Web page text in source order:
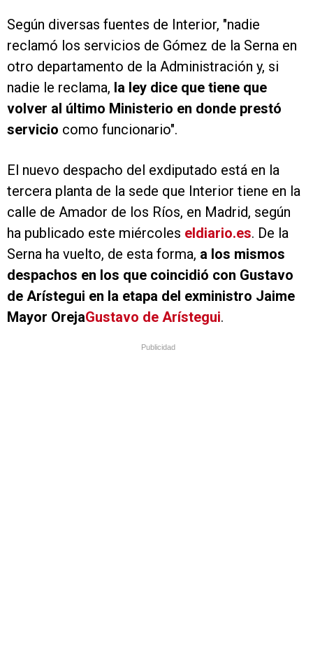
Según diversas fuentes de Interior, "nadie
reclamó los servicios de Gómez de la Serna en
otro departamento de la Administración y, si
nadie le reclama, la ley dice que tiene que
volver al último Ministerio en donde prestó
servicio como funcionario".
El nuevo despacho del exdiputado está en la
tercera planta de la sede que Interior tiene en la
calle de Amador de los Ríos, en Madrid, según
ha publicado este miércoles eldiario.es. De la
Serna ha vuelto, de esta forma, a los mismos
despachos en los que coincidió con Gustavo
de Arístegui en la etapa del exministro Jaime
Mayor OrejaGustavo de Arístegui.
Publicidad